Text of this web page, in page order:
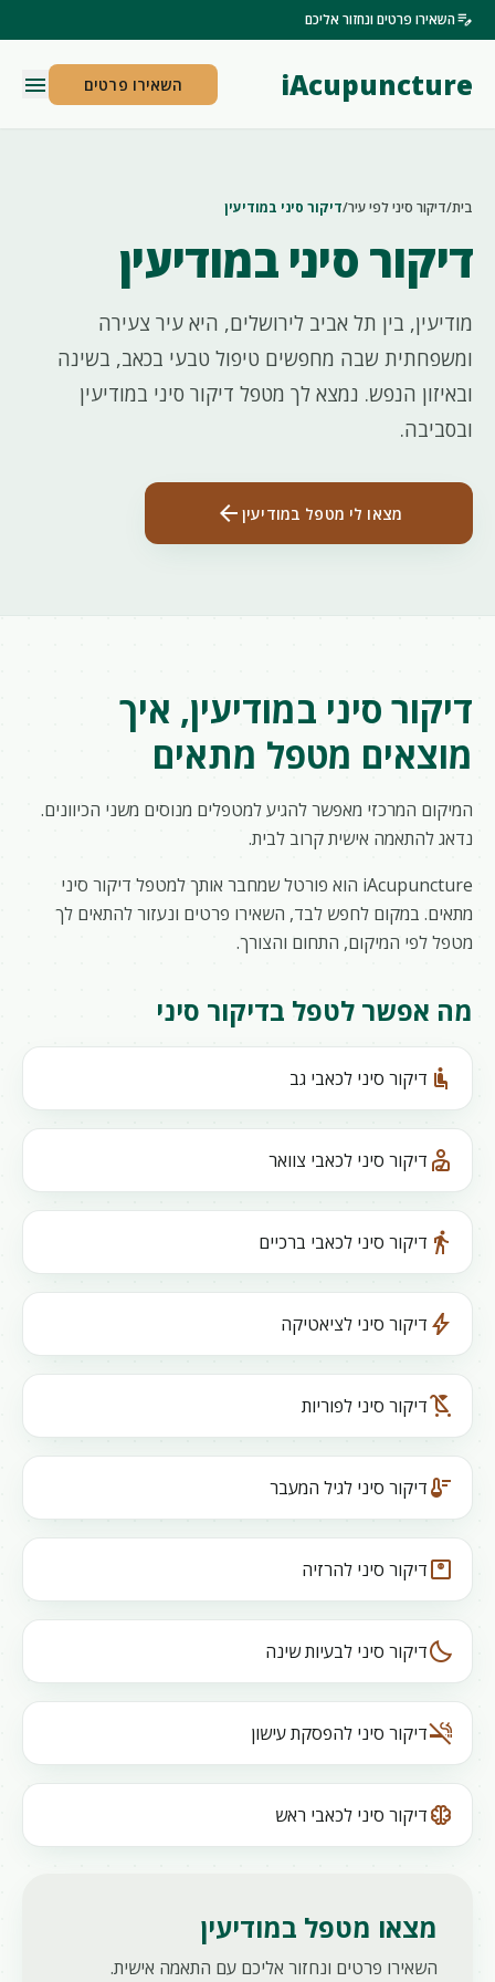
edit_noteהשאירו פרטים ונחזור אליכם
iAcupuncture השאירו פרטים menu
בית/דיקור סיני לפי עיר/דיקור סיני במודיעין
דיקור סיני במודיעין
מודיעין, בין תל אביב לירושלים, היא עיר צעירה
ומשפחתית שבה מחפשים טיפול טבעי בכאב, בשינה
ובאיזון הנפש. נמצא לך מטפל דיקור סיני במודיעין
ובסביבה.
מצאו לי מטפל במודיעיןarrow_back
דיקור סיני במודיעין, איך
מוצאים מטפל מתאים
המיקום המרכזי מאפשר להגיע למטפלים מנוסים משני הכיוונים.
נדאג להתאמה אישית קרוב לבית.
iAcupuncture הוא פורטל שמחבר אותך למטפל דיקור סיני
מתאים. במקום לחפש לבד, השאירו פרטים ונעזור להתאים לך
מטפל לפי המיקום, התחום והצורך.
מה אפשר לטפל בדיקור סיני
airline_seat_recline_normal דיקור סיני לכאבי גב
personal_injury דיקור סיני לכאבי צוואר
directions_walk דיקור סיני לכאבי ברכיים
bolt דיקור סיני לציאטיקה
child_friendlyדיקור סיני לפוריות
thermostatדיקור סיני לגיל המעבר
monitor_weightדיקור סיני להרזיה
bedtimeדיקור סיני לבעיות שינה
smoke_freeדיקור סיני להפסקת עישון
neurologyדיקור סיני לכאבי ראש
מצאו מטפל במודיעין
השאירו פרטים ונחזור אליכם עם התאמה אישית.